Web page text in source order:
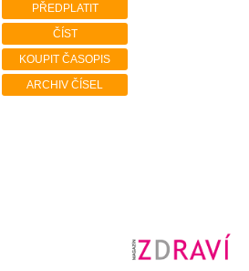
PŘEDPLATIT
ČÍST
KOUPIT ČASOPIS
ARCHIV ČÍSEL